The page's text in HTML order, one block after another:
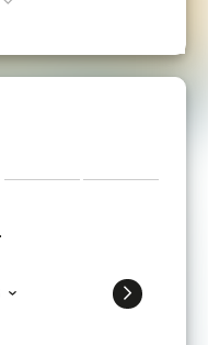
écoresponsable
science, la
pour
derrière
révolutionnaires
climatique
ses